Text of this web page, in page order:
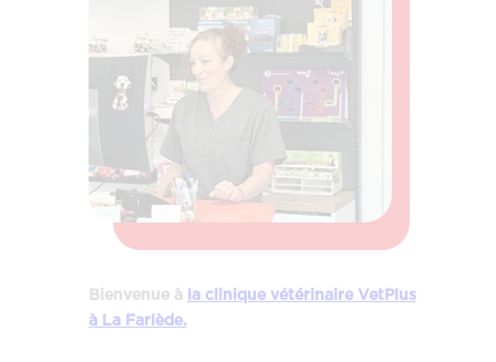
Bienvenue à
la clinique vétérinaire VetPlus
à La Farlède.